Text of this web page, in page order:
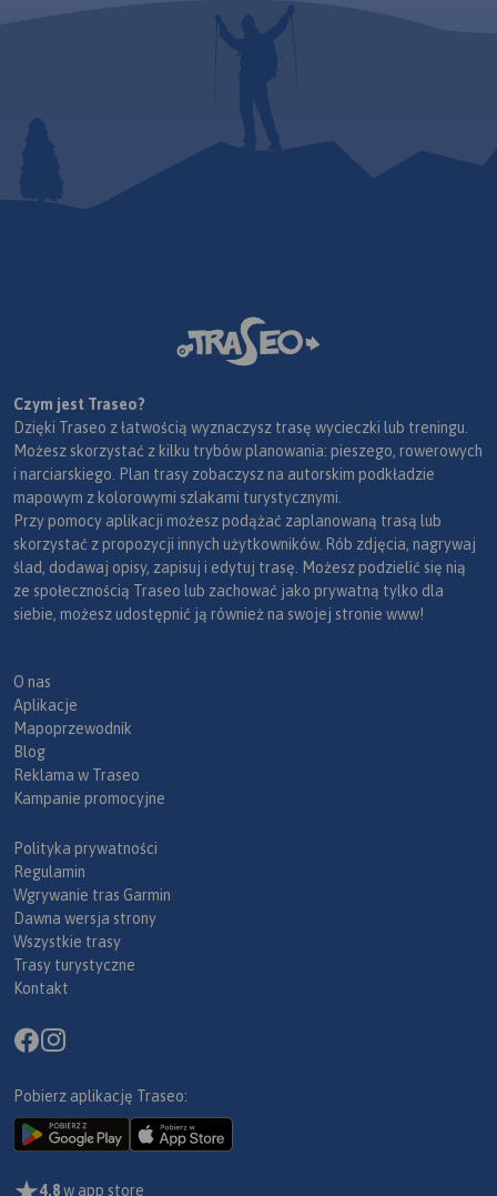
Czym jest Traseo?
Dzięki Traseo z łatwością wyznaczysz trasę wycieczki lub treningu.
Możesz skorzystać z kilku trybów planowania: pieszego, rowerowych
i narciarskiego. Plan trasy zobaczysz na autorskim podkładzie
mapowym z kolorowymi szlakami turystycznymi.
Przy pomocy aplikacji możesz podążać zaplanowaną trasą lub
skorzystać z propozycji innych użytkowników. Rób zdjęcia, nagrywaj
ślad, dodawaj opisy, zapisuj i edytuj trasę. Możesz podzielić się nią
ze społecznością Traseo lub zachować jako prywatną tylko dla
siebie, możesz udostępnić ją również na swojej stronie www!
O nas
Aplikacje
Mapoprzewodnik
Blog
Reklama w Traseo
Kampanie promocyjne
Polityka prywatności
Regulamin
Wgrywanie tras Garmin
Dawna wersja strony
Wszystkie trasy
Trasy turystyczne
Kontakt
Pobierz aplikację Traseo:
4,8w app store